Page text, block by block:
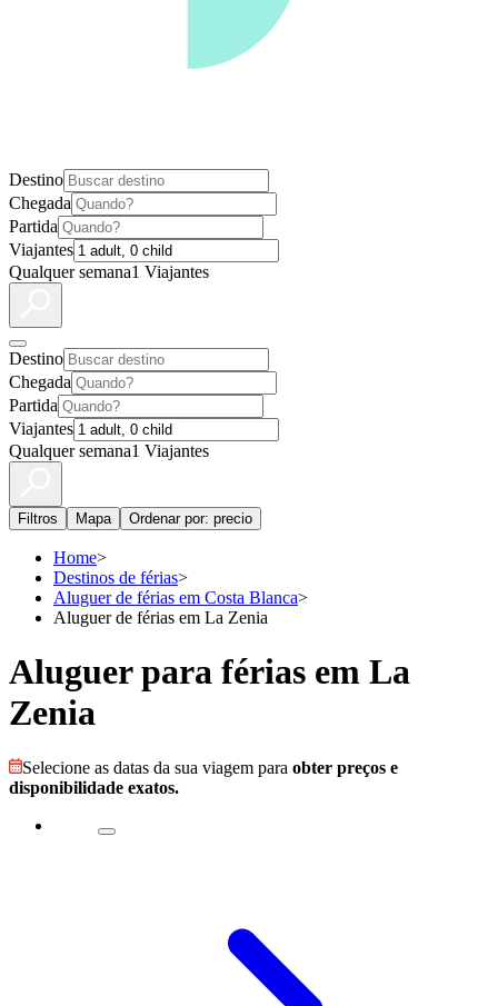
Destino
Chegada
Partida
Viajantes
Qualquer semana1 Viajantes
Destino
Chegada
Partida
Viajantes
Qualquer semana1 Viajantes
Filtros Mapa Ordenar por: precio
Home>
Destinos de férias>
Aluguer de férias em Costa Blanca>
Aluguer de férias em La Zenia
Aluguer para férias em La
Zenia
Selecione as datas da sua viagem para obter preços e
disponibilidade exatos.